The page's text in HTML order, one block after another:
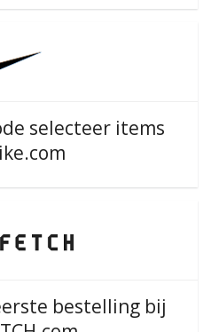
selecteer items
bestelling bij